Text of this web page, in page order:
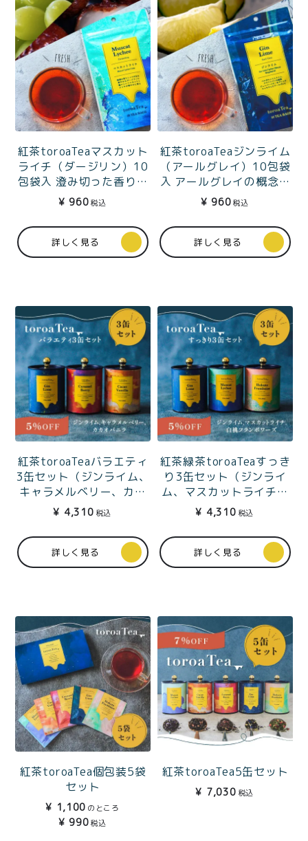
紅茶toroaTeaマスカット
ライチ（ダージリン）10
包袋入 澄み切った香りの
至福
¥ 960税込
詳しく見る
紅茶toroaTeaジンライム
（アールグレイ）10包袋
入 アールグレイの概念を
覆す、ライムとジュニパ
ーベリーの衝撃
¥ 960税込
詳しく見る
紅茶toroaTeaバラエティ
3缶セット（ジンライム、
キャラメルベリー、カカ
オバニラ）
¥ 4,310 税込
詳しく見る
紅茶緑茶toroaTeaすっき
り3缶セット（ジンライ
ム、マスカットライチ、
白桃フランボワーズ）
¥ 4,310 税込
詳しく見る
紅茶toroaTea個包装5袋
セット
¥ 1,100 のところ
¥ 990税込
紅茶toroaTea5缶セット
¥ 7,030 税込